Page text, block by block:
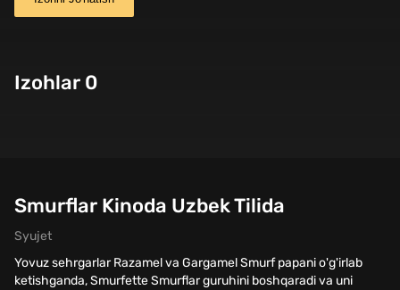
Izohlar 0
Smurflar Kinoda Uzbek Tilida
Syujet
Yovuz sehrgarlar Razamel va Gargamel Smurf papani o'g'irlab
ketishganda, Smurfette Smurflar guruhini boshqaradi va uni